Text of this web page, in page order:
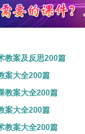
教案及反思200篇
案大全200篇
教案大全200篇
案大全200篇
教案大全200篇